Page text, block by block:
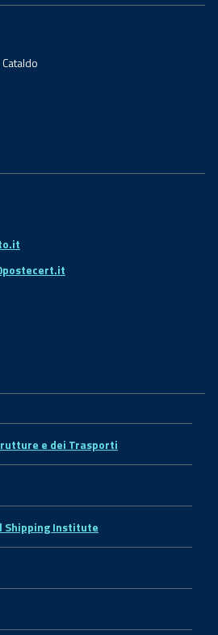
e dei Trasporti
Shipping Institute